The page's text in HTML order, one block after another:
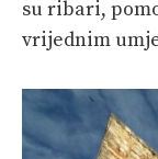
su ribari,
vrijednim